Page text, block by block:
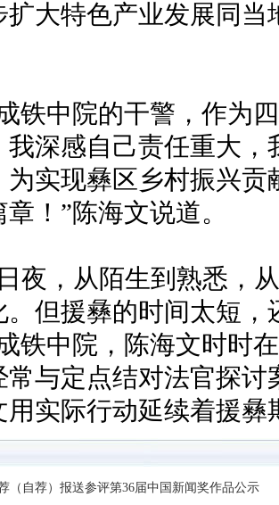
扩大特色产业发展同
中院的干警，作为四
我深感自己责任重大
为实现彝区乡村振兴
！”陈海文说道。
，从陌生到熟悉，从
。但援彝的时间太短
铁中院，陈海文时时
常与定点结对法官探
用实际行动延续着援
（自荐）报送参评第36届中国新闻奖作品公示